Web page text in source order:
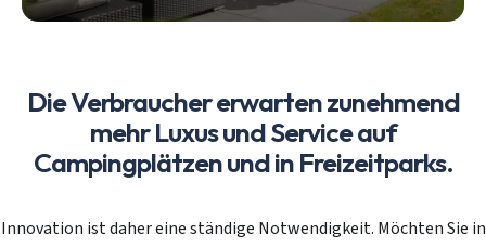
Die Verbraucher erwarten zunehmend
mehr Luxus und Service auf
Campingplätzen und in Freizeitparks.
Innovation ist daher eine ständige Notwendigkeit. Möchten Sie in